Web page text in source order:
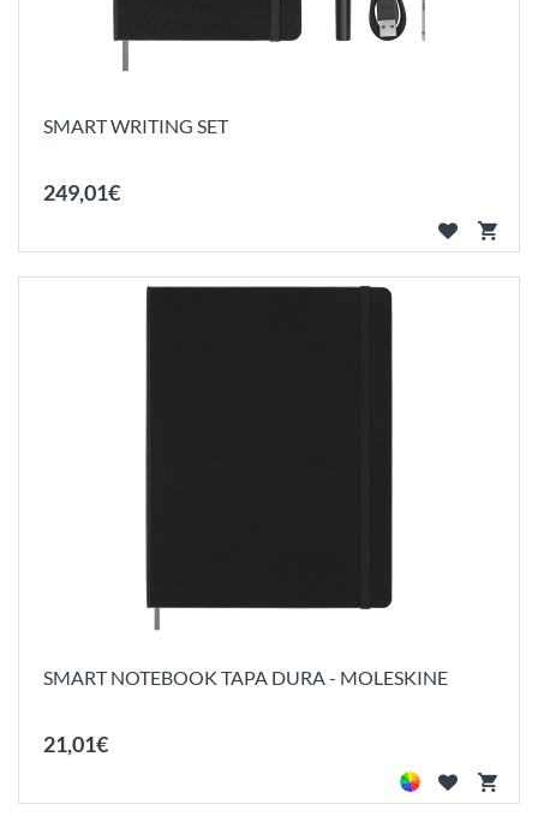
SMART WRITING SET
249,01€
SMART NOTEBOOK TAPA DURA - MOLESKINE
21,01€